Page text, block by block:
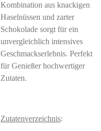
Kombination aus knackigen
Haselnüssen und zarter
Schokolade sorgt für ein
unvergleichlich intensives
Geschmackserlebnis. Perfekt
für Genießer hochwertiger
Zutaten.
Zutatenverzeichnis: